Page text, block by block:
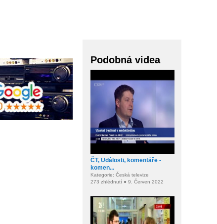
Podobná videa
ČT, Události, komentáře -
komen...
Kategorie: Česká televize
273 zhlédnutí ● 9. Červen 2022